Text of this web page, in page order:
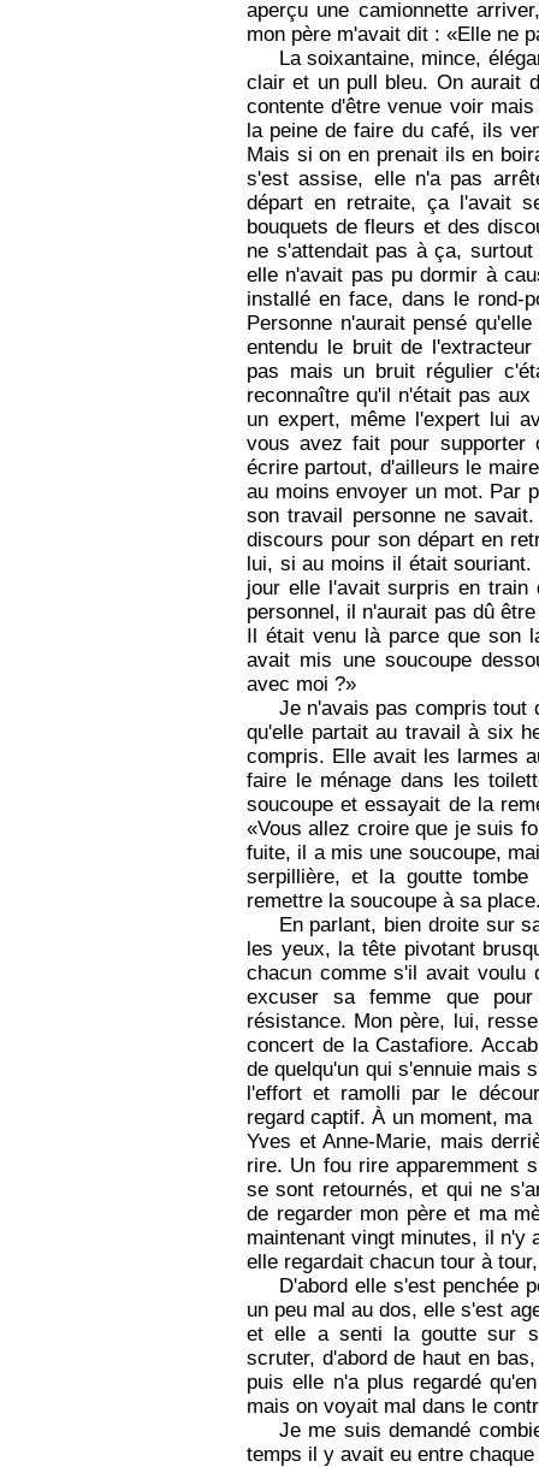
aperçu une camionnette
mon père m'avait dit : «Elle ne
La soixantaine, mince,
clair et un pull bleu. On aurait
contente d'être venue voir
la peine de faire du café, ils
Mais si on en prenait ils en
s'est assise, elle n'a pas
départ en retraite, ça l'avait
bouquets de fleurs et des
ne s'attendait pas à ça,
elle n'avait pas pu dormir à
installé en face, dans le rond-
Personne n'aurait pensé
entendu le bruit de
pas mais un bruit régulier
reconnaître qu'il n'était pas
un expert, même l'expert lui
vous avez fait pour
écrire partout, d'ailleurs le
au moins envoyer un mot. Par
son travail personne ne
discours pour son départ en
lui, si au moins il était
jour elle l'avait surpris en
personnel, il n'aurait pas dû
Il était venu là parce que son
avait mis une soucoupe
avec moi ?»
Je n'avais pas compris tout
qu'elle partait au travail à six
compris. Elle avait les larmes
faire le ménage dans les
soucoupe et essayait de la
«Vous allez croire que je suis
fuite, il a mis une soucoupe,
serpillière, et la goutte
remettre la soucoupe à sa
En parlant, bien droite sur
les yeux, la tête pivotant
chacun comme s'il avait voulu
excuser sa femme que
résistance. Mon père, lui,
concert de la Castafiore.
de quelqu'un qui s'ennuie mais
l'effort et ramolli par le
regard captif. À un moment,
Yves et Anne-Marie, mais
rire. Un fou rire apparemment
se sont retournés, et qui ne
de regarder mon père et ma
maintenant vingt minutes, il n'y
elle regardait chacun tour à
D'abord elle s'est penchée
un peu mal au dos, elle s'est
et elle a senti la goutte sur
scruter, d'abord de haut en
puis elle n'a plus regardé
mais on voyait mal dans le
Je me suis demandé
temps il y avait eu entre chaque